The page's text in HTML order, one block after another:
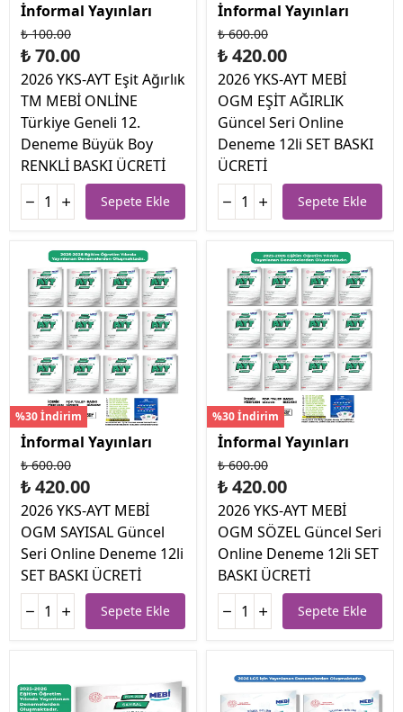
İnformal Yayınları
₺ 100.00
₺ 70.00
2026 YKS-AYT Eşit Ağırlık
TM MEBİ ONLİNE
Türkiye Geneli 12.
Deneme Büyük Boy
RENKLİ BASKI ÜCRETİ
Sepete Ekle
İnformal Yayınları
₺ 600.00
₺ 420.00
2026 YKS-AYT MEBİ
OGM EŞİT AĞIRLIK
Güncel Seri Online
Deneme 12li SET BASKI
ÜCRETİ
Sepete Ekle
%30 İndirim
İnformal Yayınları
₺ 600.00
₺ 420.00
2026 YKS-AYT MEBİ
OGM SAYISAL Güncel
Seri Online Deneme 12li
SET BASKI ÜCRETİ
Sepete Ekle
%30 İndirim
İnformal Yayınları
₺ 600.00
₺ 420.00
2026 YKS-AYT MEBİ
OGM SÖZEL Güncel Seri
Online Deneme 12li SET
BASKI ÜCRETİ
Sepete Ekle